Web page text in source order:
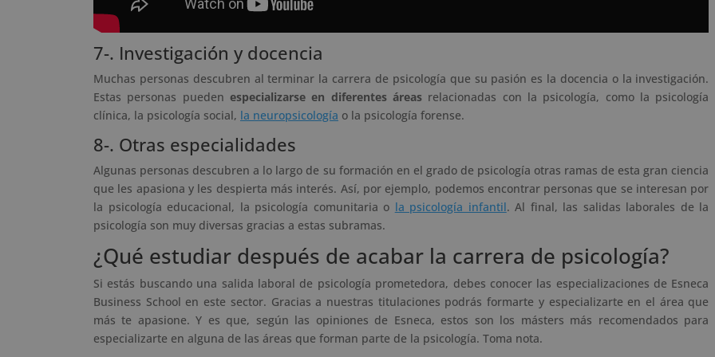
7-. Investigación y docencia
Muchas personas descubren al terminar la carrera de psicología que su pasión es la docencia o la investigación.
Estas personas puedenespecializarse en diferentes áreas relacionadas con la psicología, como la psicología
clínica, la psicología social, la neuropsicología o la psicología forense.
8-. Otras especialidades
Algunas personas descubren a lo largo de su formación en el grado de psicología otras ramas de esta gran ciencia
que les apasiona y les despierta más interés. Así, por ejemplo, podemos encontrar personas que se interesan por
la psicología educacional, la psicología comunitaria o la psicología infantil. Al final, las salidas laborales de la
psicología son muy diversas gracias a estas subramas.
¿Qué estudiar después de acabar la carrera de psicología?
Si estás buscando una salida laboral de psicología prometedora, debes conocer las especializaciones de Esneca
Business School en este sector. Gracias a nuestras titulaciones podrás formarte y especializarte en el área que
más te apasione. Y es que, según las opiniones de Esneca, estos son los másters más recomendados para
especializarte en alguna de las áreas que forman parte de la psicología. Toma nota.